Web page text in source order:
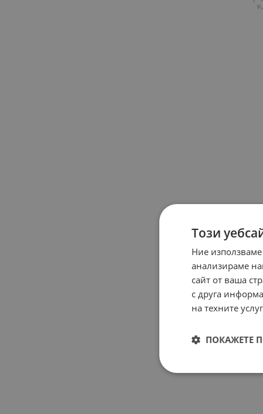
Този
Ние
анализираме
сайт от ваша
с друга
на техните
ПОКАЖЕТЕ